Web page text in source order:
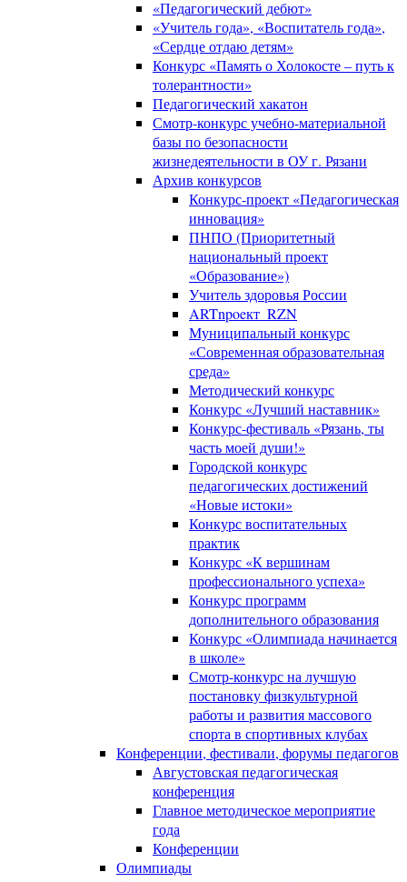
«Педагогический дебют»
«Учитель года», «Воспитатель года»,
«Сердце отдаю детям»
Конкурс «Память о Холокосте – путь к
толерантности»
Педагогический хакатон
Смотр-конкурс учебно-материальной
базы по безопасности
жизнедеятельности в ОУ г. Рязани
Архив конкурсов
Конкурс-проект «Педагогическая
инновация»
ПНПО (Приоритетный
национальный проект
«Образование»)
Учитель здоровья России
ARTnpoeкт_RZN
Муниципальный конкурс
«Современная образовательная
среда»
Методический конкурс
Конкурс «Лучший наставник»
Конкурс-фестиваль «Рязань, ты
часть моей души!»
Городской конкурс
педагогических достижений
«Новые истоки»
Конкурс воспитательных
практик
Конкурс «К вершинам
профессионального успеха»
Конкурс программ
дополнительного образования
Конкурс «Олимпиада начинается
в школе»
Смотр-конкурс на лучшую
постановку физкультурной
работы и развития массового
спорта в спортивных клубах
Конференции, фестивали, форумы педагогов
Августовская педагогическая
конференция
Главное методическое мероприятие
года
Конференции
Олимпиады